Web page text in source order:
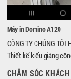
Máy in Domino A120
CÔNG TY CHÚNG
Thiết kế kiểu giáng
CHĂM SÓC